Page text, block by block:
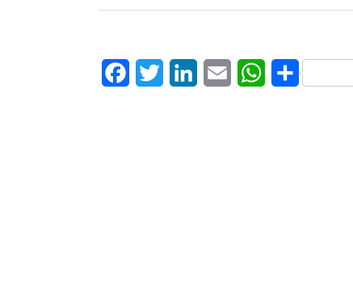
FacebookTwitter LinkedInEmail WhatsApp
Share